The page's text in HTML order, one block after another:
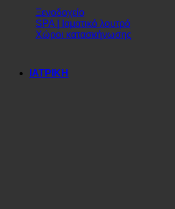
Ξενοδοχείο
SPA | Ιαματικό λουτρό
Χώροι κατασκήνωσης
ΙΑΤΡΙΚΗ